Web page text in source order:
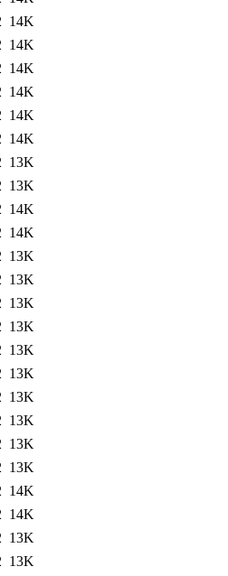
14K
14K
14K
14K
14K
14K
13K
13K
14K
14K
13K
13K
13K
13K
13K
13K
13K
13K
13K
13K
14K
14K
13K
13K